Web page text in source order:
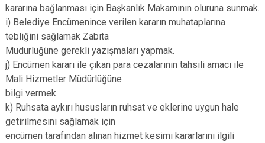
kararına bağlanması için Başkanlık Makamının oluruna sunmak.
i) Belediye Encümenince verilen kararın muhataplarına
tebliğini sağlamak Zabıta
Müdürlüğüne gerekli yazışmaları yapmak.
j) Encümen kararı ile çıkan para cezalarının tahsili amacı ile
Mali Hizmetler Müdürlüğüne
bilgi vermek.
k) Ruhsata aykırı hususların ruhsat ve eklerine uygun hale
getirilmesini sağlamak için
encümen tarafından alınan hizmet kesimi kararlarını ilgili